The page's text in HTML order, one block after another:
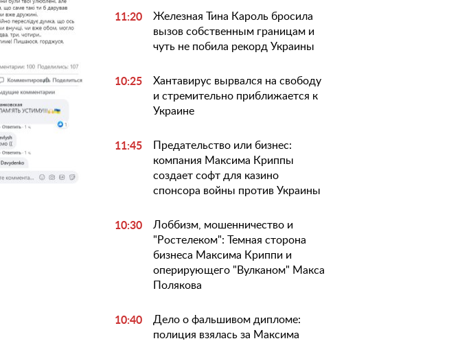
11:20
Железная Тина Кароль бросила
вызов собственным границам и
чуть не побила рекорд Украины
10:25
Хантавирус вырвался на свободу
и стремительно приближается к
Украине
11:45
Предательство или бизнес:
компания Максима Криппы
создает софт для казино
спонсора войны против Украины
10:30
Лоббизм, мошенничество и
"Ростелеком": Темная сторона
бизнеса Максима Криппи и
оперирующего "Вулканом" Макса
Полякова
10:40
Дело о фальшивом дипломе:
полиция взялась за Максима